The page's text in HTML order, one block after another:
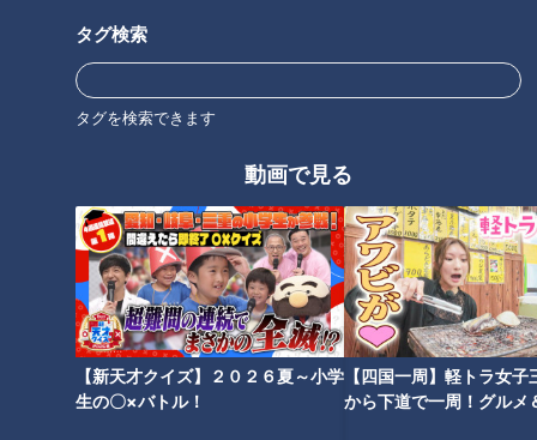
タグ検索
タグを検索できます
動画で見る
【新天才クイズ】２０２６夏～小学
生の〇×バトル！
【四国一周】軽トラ女子
から下道で一周！グルメ
【岡山】川の真ん中に佇む集落
の謎が解明…？
「推しチョコ」を青色にする方
法とは？
卒園式の準備‥服がなかなか見
つからない！購入先は…？？～
定期配信型ドキュメンタリー
「ピエロと呼ばれた息子」第92
話
タグ